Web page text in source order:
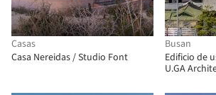
Casas
Casa Nereidas / Studio Font
Busan
Edificio de
U.GA